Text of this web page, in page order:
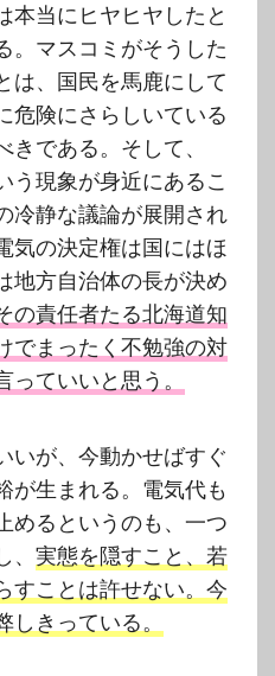
本当にヒヤヒヤしたと
。マスコミがそうした
は、国民を馬鹿にして
危険にさらしいている
である。そして、
う現象が身近にあるこ
冷静な議論が展開され
気の決定権は国にはほ
地方自治体の長が決め
の責任者たる北海道知
でまったく不勉強の対
ていいと思う。
いが、今動かせばすぐ
が生まれる。電気代も
めるというのも、一つ
実態を隠すこと、若
すことは許せない。今
きっている。